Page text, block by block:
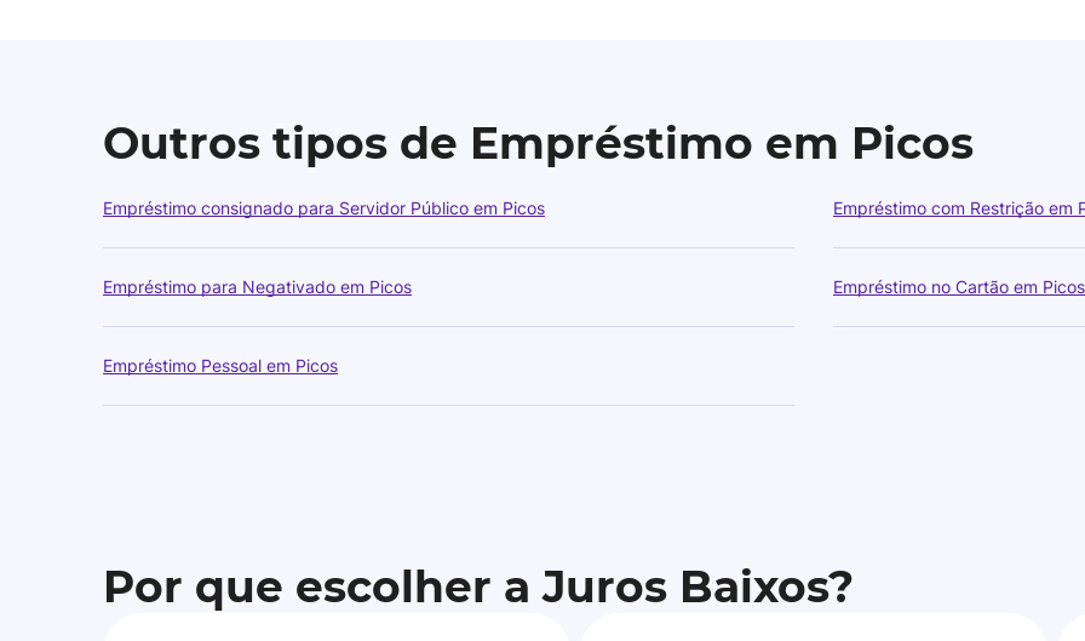
Outros tipos de Empréstimo em Picos
Empréstimo consignado para Servidor Público em Picos Empréstimo com Restrição em
Empréstimo para Negativado em Picos Empréstimo no Cartão em Picos
Empréstimo Pessoal em Picos
Por que escolher a Juros Baixos?